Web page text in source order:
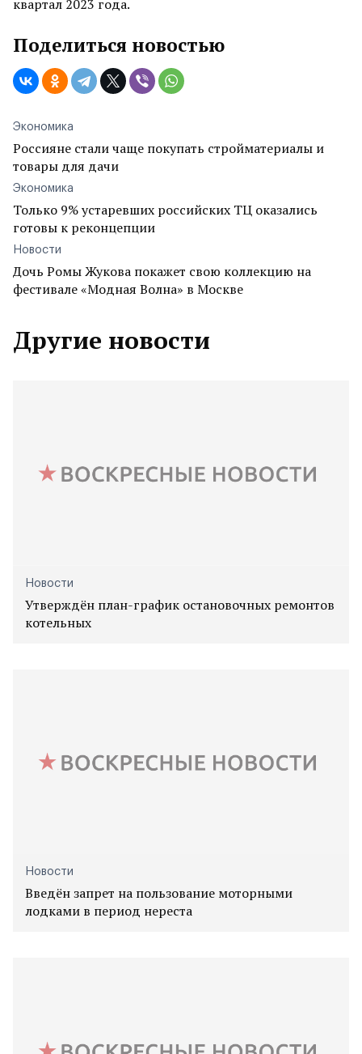
квартал 2023 года.
Поделиться новостью
Экономика
Россияне стали чаще покупать стройматериалы и
товары для дачи
Экономика
Только 9% устаревших российских ТЦ оказались
готовы к реконцепции
Новости
Дочь Ромы Жукова покажет свою коллекцию на
фестивале «Модная Волна» в Москве
Другие новости
Новости
Утверждён план-график остановочных ремонтов
котельных
Новости
Введён запрет на пользование моторными
лодками в период нереста